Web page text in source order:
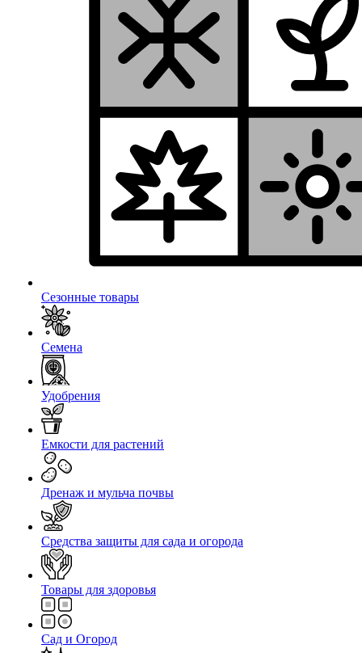
Сезонные товары
Семена
Удобрения
Емкости для растений
Дренаж и мульча почвы
Средства защиты для сада и огорода
Товары для здоровья
Сад и Огород